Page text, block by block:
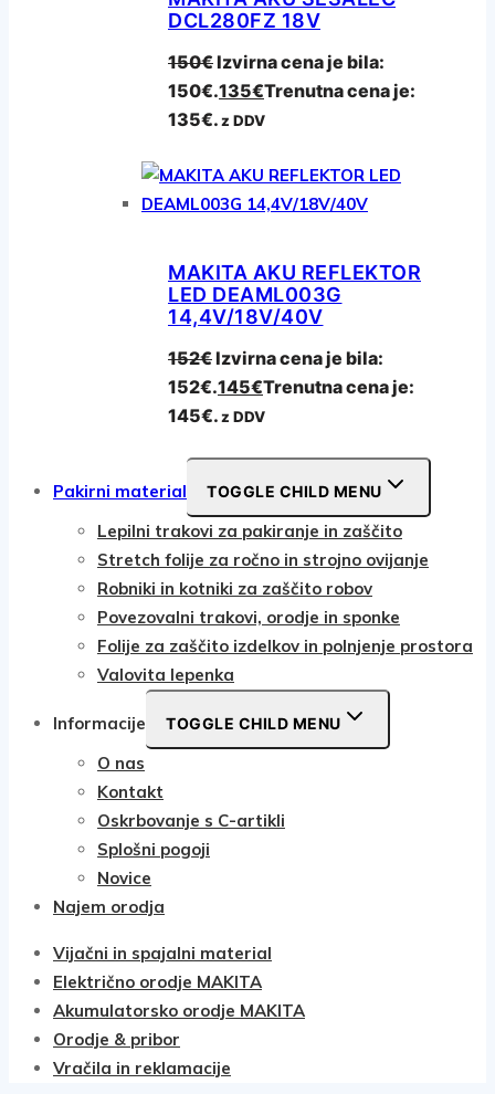
DCL280FZ 18V
150€Izvirna cena je bila:
150€.135€Trenutna cena je:
135€.z DDV
MAKITA AKU REFLEKTOR
LED DEAML003G
14,4V/18V/40V
152€Izvirna cena je bila:
152€.145€Trenutna cena je:
145€.z DDV
Pakirni material TOGGLE CHILD MENU
Lepilni trakovi za pakiranje in zaščito
Stretch folije za ročno in strojno ovijanje
Robniki in kotniki za zaščito robov
Povezovalni trakovi, orodje in sponke
Folije za zaščito izdelkov in polnjenje prostora
Valovita lepenka
Informacije TOGGLE CHILD MENU
O nas
Kontakt
Oskrbovanje s C-artikli
Splošni pogoji
Novice
Najem orodja
Vijačni in spajalni material
Električno orodje MAKITA
Akumulatorsko orodje MAKITA
Orodje & pribor
Vračila in reklamacije